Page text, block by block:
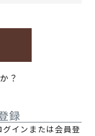
？
録
インまたは会員登